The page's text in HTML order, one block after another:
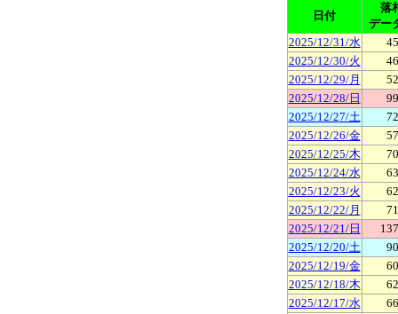
日付
落
デー
2025/12/31/水
2025/12/30/火
2025/12/29/月
2025/12/28/日
2025/12/27/土
2025/12/26/金
2025/12/25/木
2025/12/24/水
2025/12/23/火
2025/12/22/月
2025/12/21/日
2025/12/20/土
2025/12/19/金
2025/12/18/木
2025/12/17/水